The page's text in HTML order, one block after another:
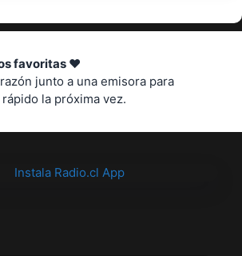
favoritas ❤️
junto a una emisora para
la próxima vez.